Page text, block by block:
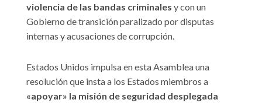
violencia de las bandas criminales y con un
Gobierno de transición paralizado por disputas
internas y acusaciones de corrupción.
Estados Unidos impulsa en esta Asamblea una
resolución que insta a los Estados miembros a
«apoyar» la misión de seguridad desplegada